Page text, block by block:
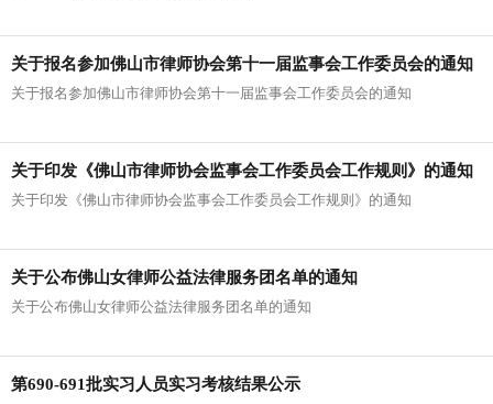
关于报名参加佛山市律师协会第十一届监事会工作委员会的通知
关于报名参加佛山市律师协会第十一届监事会工作委员会的通知
关于印发《佛山市律师协会监事会工作委员会工作规则》的通知
关于印发《佛山市律师协会监事会工作委员会工作规则》的通知
关于公布佛山女律师公益法律服务团名单的通知
关于公布佛山女律师公益法律服务团名单的通知
第690-691批实习人员实习考核结果公示